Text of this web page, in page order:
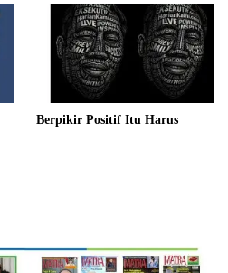
Berpikir Positif Itu Harus